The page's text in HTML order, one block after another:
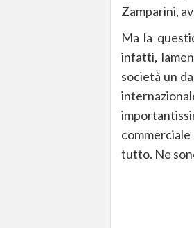
Zamparini,
Ma la
infatti,
società un
tutto. Ne